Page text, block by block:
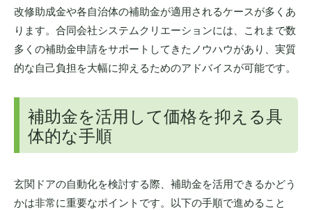
改修助成金や各自治体の補助金が適用されるケースが多くあ
ります。合同会社システムクリエーションには、これまで数
多くの補助金申請をサポートしてきたノウハウがあり、実質
的な自己負担を大幅に抑えるためのアドバイスが可能です。
補助金を活用して価格を抑える具
体的な手順
玄関ドアの自動化を検討する際、補助金を活用できるかどう
かは非常に重要なポイントです。以下の手順で進めること